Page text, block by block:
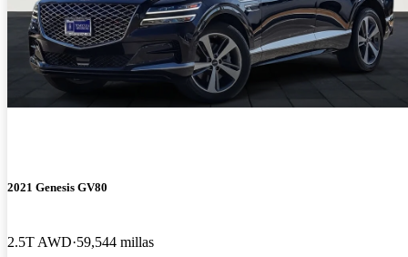
2021 Genesis GV80
2.5T AWD 59,544 millas